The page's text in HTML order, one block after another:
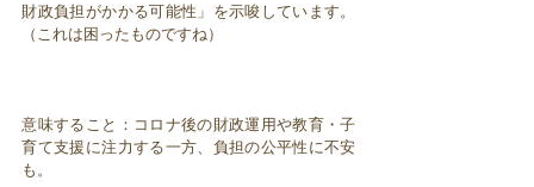
財政負担がかかる可能性」を示唆しています。
（これは困ったものですね）
意味すること：コロナ後の財政運用や教育・子
育て支援に注力する一方、負担の公平性に不安
も。